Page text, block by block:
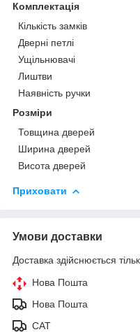
Комплектація
Кількість замків
Дверні петлі
Ущільнювачі
Лиштви
Наявність ручки
Розміри
Товщина дверей
Ширина дверей
Висота дверей
Приховати
Умови доставки
Доставка здійснюється
Нова Пошта
Нова Пошта
САТ